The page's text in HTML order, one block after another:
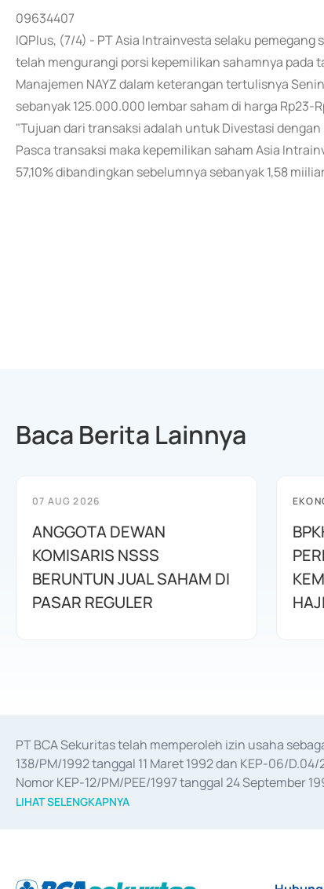
09634407
IQPlus, (7/4) - PT Asia Intrainvesta selaku pemegang
telah mengurangi porsi kepemilikan sahamnya pada
Manajemen NAYZ dalam keterangan tertulisnya
sebanyak 125.000.000 lembar saham di harga Rp23-
"Tujuan dari transaksi adalah untuk Divestasi
Pasca transaksi maka kepemilikan saham Asia
57,10% dibandingkan sebelumnya sebanyak 1,58
Baca Berita Lainnya
07 AUG 2026
ANGGOTA DEWAN
KOMISARIS NSSS
BERUNTUN JUAL SAHAM DI
PASAR REGULER
HAJI
PT BCA Sekuritas telah memperoleh izin usaha
138/PM/1992 tanggal 11 Maret 1992 dan KEP-06/
Nomor KEP-12/PM/PEE/1997 tanggal 24 September
merger, akuisisi, divestasi, dan
LIHAT SELENGKAPNYA